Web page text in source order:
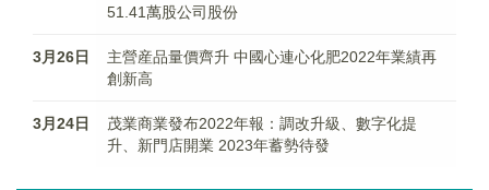
51.41萬股公司股份
3月26日
主營産品量價齊升 中國心連心化肥2022年業績再
創新高
3月24日
茂業商業發布2022年報：調改升級、數字化提
升、新門店開業 2023年蓄勢待發